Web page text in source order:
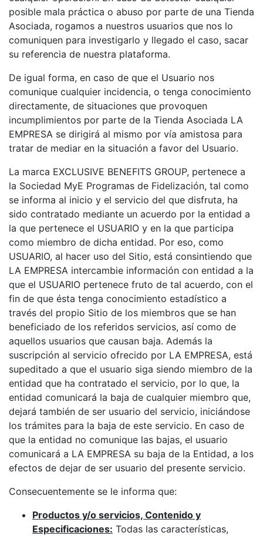
posible mala práctica o abuso por parte de una Tienda
Asociada, rogamos a nuestros usuarios que nos lo
comuniquen para investigarlo y llegado el caso, sacar
su referencia de nuestra plataforma.
De igual forma, en caso de que el Usuario nos
comunique cualquier incidencia, o tenga conocimiento
directamente, de situaciones que provoquen
incumplimientos por parte de la Tienda Asociada LA
EMPRESA se dirigirá al mismo por vía amistosa para
tratar de mediar en la situación a favor del Usuario.
La marca EXCLUSIVE BENEFITS GROUP, pertenece a
la Sociedad MyE Programas de Fidelización, tal como
se informa al inicio y el servicio del que disfruta, ha
sido contratado mediante un acuerdo por la entidad a
la que pertenece el USUARIO y en la que participa
como miembro de dicha entidad. Por eso, como
USUARIO, al hacer uso del Sitio, está consintiendo que
LA EMPRESA intercambie información con entidad a la
que el USUARIO pertenece fruto de tal acuerdo, con el
fin de que ésta tenga conocimiento estadístico a
través del propio Sitio de los miembros que se han
beneficiado de los referidos servicios, así como de
aquellos usuarios que causan baja. Además la
suscripción al servicio ofrecido por LA EMPRESA, está
supeditado a que el usuario siga siendo miembro de la
entidad que ha contratado el servicio, por lo que, la
entidad comunicará la baja de cualquier miembro que,
dejará también de ser usuario del servicio, iniciándose
los trámites para la baja de este servicio. En caso de
que la entidad no comunique las bajas, el usuario
comunicará a LA EMPRESA su baja de la Entidad, a los
efectos de dejar de ser usuario del presente servicio.
Consecuentemente se le informa que:
Productos y/o servicios, Contenido y
Especificaciones: Todas las características,